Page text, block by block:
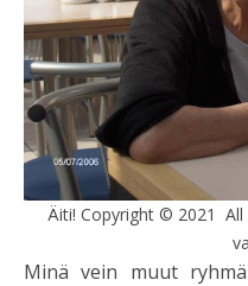
Äiti! Copyright © 2021 All
Minä vein muut